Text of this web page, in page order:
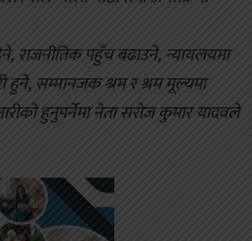
राजनीतिक पहुँच बढाउने, न्यायलयमा
हुने, सम्मानजक श्रम र श्रम मूल्यमा
हुनुपर्नेमा नेता सरोज कुमार यादवले